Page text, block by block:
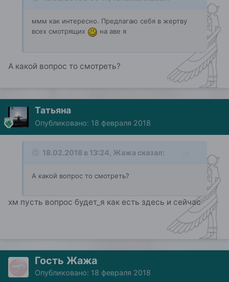
ммм как интересно. Предлагаю себя в жертву
всех смотрящих
на аве я
А какой вопрос то смотреть?
Татьяна
Опубликовано: 18 февраля 2018
18.02.2018 в 13:24, Жажа сказал:
А какой вопрос то смотреть?
хм пусть вопрос будет_я как есть здесь и сейчас
Гость Жажа
Опубликовано: 18 февраля 2018